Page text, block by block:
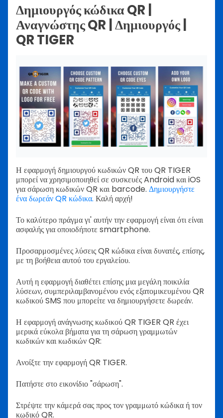
Δημιουργός κώδικα QR |
Αναγνώστης QR | Δημιουργός |
QR TIGER
Η εφαρμογή δημιουργού κωδικών QR του QR TIGER
μπορεί να χρησιμοποιηθεί σε συσκευές Android και iOS
για σάρωση κωδικών QR και barcode. Δημιουργήστε
ένα δωρεάν QR κώδικα. Καλή αρχή!
Το καλύτερο πράγμα γι' αυτήν την εφαρμογή είναι ότι είναι
ασφαλής για οποιοδήποτε smartphone.
Προσαρμοσμένες λύσεις QR κώδικα είναι δυνατές, επίσης,
με τη βοήθεια αυτού του εργαλείου.
Αυτή η εφαρμογή διαθέτει επίσης μια μεγάλη ποικιλία
λύσεων, συμπεριλαμβανομένου ενός εξατομικευμένου QR
κωδικού SMS που μπορείτε να δημιουργήσετε δωρεάν.
Η εφαρμογή ανάγνωσης κωδικού QR TIGER QR έχει
μερικά εύκολα βήματα για τη σάρωση γραμμωτών
κωδικών και κωδικών QR:
Ανοίξτε την εφαρμογή QR TIGER.
Πατήστε στο εικονίδιο "σάρωση".
Στρέψτε την κάμερά σας προς τον γραμμωτό κώδικα ή τον
κωδικό QR.